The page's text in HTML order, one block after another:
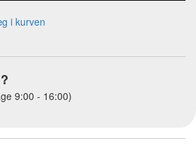
i kurven
9:00 - 16:00)